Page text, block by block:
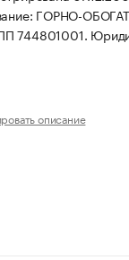
ГОРНО-
744801001.
описание